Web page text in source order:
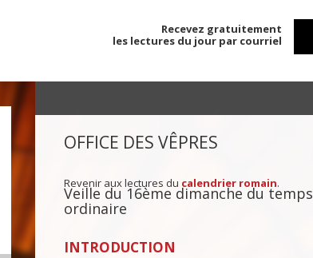
Recevez gratuitement
les lectures du jour par courriel
OFFICE DES VÊPRES
Revenir aux lectures du calendrier romain.
Veille du 16ème dimanche du temps
ordinaire
INTRODUCTION